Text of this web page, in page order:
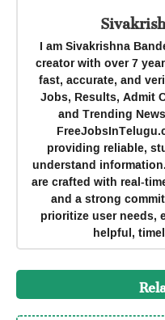
I am Sivakrishna
creator with over 7
fast, accurate, and
Jobs, Results, Admit
and Trending
providing reliable,
understand
are crafted with real-
and a strong
prioritize user needs,
helpful,